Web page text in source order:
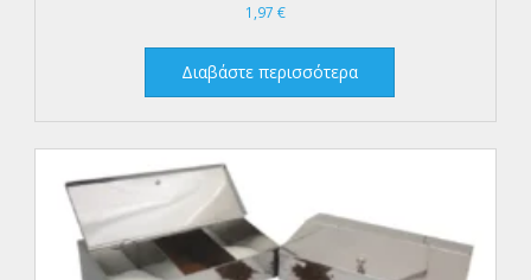
1,97 €
Διαβάστε περισσότερα